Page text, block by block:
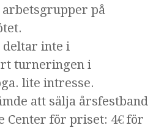
på
deltar inte i
turneringen i
lite intresse.
att sälja årsfestband
Center för priset: 4€ för